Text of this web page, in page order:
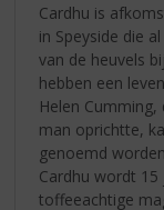
Cardhu is
in Speyside die
van de heuvels
hebben een
Helen
man oprichtte,
genoemd
Cardhu wordt
toffeeachtige